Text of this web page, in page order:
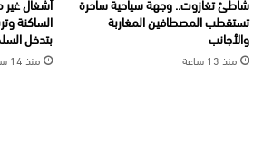
تستقطب المصطافين المغاربة
والأجانب
منذ 13 ساعة
الساكنة
بتدخل
منذ 14 ساعة